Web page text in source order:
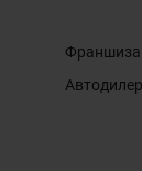
Франшиза